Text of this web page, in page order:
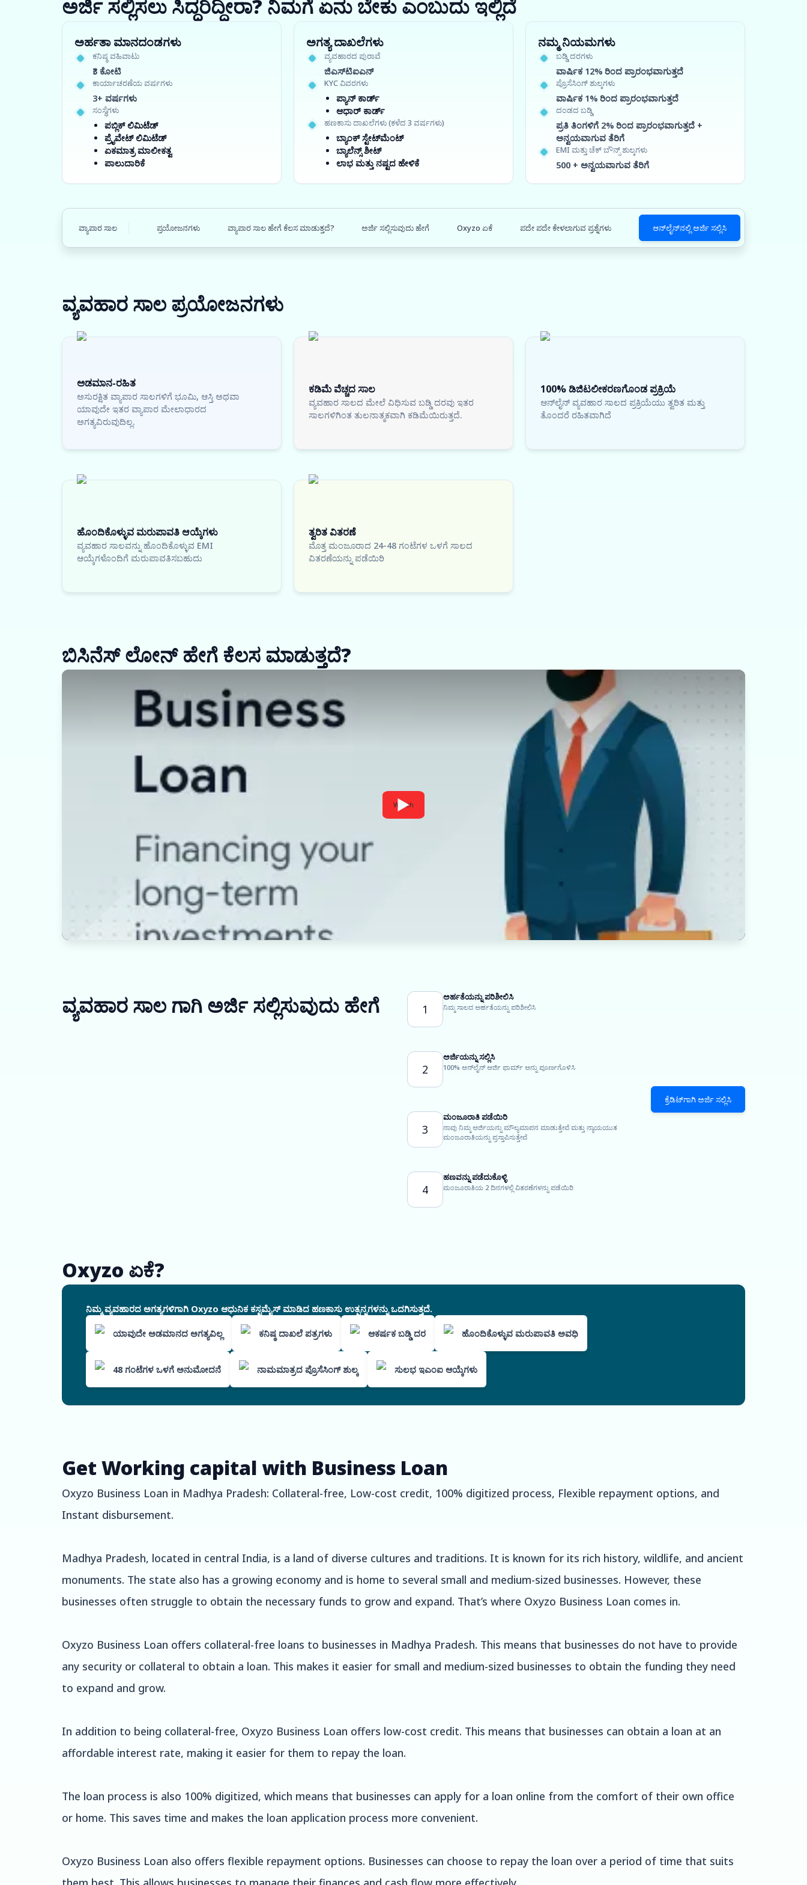
ಅರ್ಜಿ ಸಲ್ಲಿಸಲು ಸಿದ್ಧರಿದ್ದೀರಾ? ನಿಮಗೆ ಏನು ಬೇಕು ಎಂಬುದು ಇಲ್ಲಿದೆ
ಅರ್ಹತಾ ಮಾನದಂಡಗಳು
ಕನಿಷ್ಠ ವಹಿವಾಟು
₹3 ಕೋಟಿ
ಕಾರ್ಯಾಚರಣೆಯ ವರ್ಷಗಳು
3+ ವರ್ಷಗಳು
ಸಂಸ್ಥೆಗಳು
ಪಬ್ಲಿಕ್ ಲಿಮಿಟೆಡ್
ಪ್ರೈವೇಟ್ ಲಿಮಿಟೆಡ್
ಏಕಮಾತ್ರ ಮಾಲೀಕತ್ವ
ಪಾಲುದಾರಿಕೆ
ಅಗತ್ಯ ದಾಖಲೆಗಳು
ವ್ಯವಹಾರದ ಪುರಾವೆ
ಜಿಎಸ್‍ಟಿಐಎನ್
KYC ವಿವರಗಳು
ಪ್ಯಾನ್ ಕಾರ್ಡ್
ಆಧಾರ್ ಕಾರ್ಡ್
ಹಣಕಾಸು ದಾಖಲೆಗಳು (ಕಳೆದ 3 ವರ್ಷಗಳು)
ಬ್ಯಾಂಕ್ ಸ್ಟೇಟ್‌ಮೆಂಟ್
ಬ್ಯಾಲೆನ್ಸ್ ಶೀಟ್
ಲಾಭ ಮತ್ತು ನಷ್ಟದ ಹೇಳಿಕೆ
ನಮ್ಮ ನಿಯಮಗಳು
ಬಡ್ಡಿ ದರಗಳು
ವಾರ್ಷಿಕ 12% ರಿಂದ ಪ್ರಾರಂಭವಾಗುತ್ತದೆ
ಪ್ರೊಸೆಸಿಂಗ್ ಶುಲ್ಕಗಳು
ವಾರ್ಷಿಕ 1% ರಿಂದ ಪ್ರಾರಂಭವಾಗುತ್ತದೆ
ದಂಡದ ಬಡ್ಡಿ
ಪ್ರತಿ ತಿಂಗಳಿಗೆ 2% ರಿಂದ ಪ್ರಾರಂಭವಾಗುತ್ತದೆ +
ಅನ್ವಯವಾಗುವ ತೆರಿಗೆ
EMI ಮತ್ತು ಚೆಕ್ ಬೌನ್ಸ್ ಶುಲ್ಕಗಳು
500 + ಅನ್ವಯವಾಗುವ ತೆರಿಗೆ
ವ್ಯಾಪಾರ ಸಾಲ ಪ್ರಯೋಜನಗಳು ವ್ಯಾಪಾರ ಸಾಲ ಹೇಗೆ ಕೆಲಸ ಮಾಡುತ್ತದೆ? ಅರ್ಜಿ ಸಲ್ಲಿಸುವುದು ಹೇಗೆ Oxyzo ಏಕೆ ಪದೇ ಪದೇ ಕೇಳಲಾಗುವ ಪ್ರಶ್ನೆಗಳು ಆನ್‌ಲೈನ್‌ನಲ್ಲಿ ಅರ್ಜಿ ಸಲ್ಲಿಸಿ
ವ್ಯವಹಾರ ಸಾಲ ಪ್ರಯೋಜನಗಳು
ಅಡಮಾನ-ರಹಿತ
ಅಸುರಕ್ಷಿತ ವ್ಯಾಪಾರ ಸಾಲಗಳಿಗೆ ಭೂಮಿ, ಆಸ್ತಿ ಅಥವಾ
ಯಾವುದೇ ಇತರ ವ್ಯಾಪಾರ ಮೇಲಾಧಾರದ
ಅಗತ್ಯವಿರುವುದಿಲ್ಲ.
ಕಡಿಮೆ ವೆಚ್ಚದ ಸಾಲ
ವ್ಯವಹಾರ ಸಾಲದ ಮೇಲೆ ವಿಧಿಸುವ ಬಡ್ಡಿ ದರವು ಇತರ
ಸಾಲಗಳಿಗಿಂತ ತುಲನಾತ್ಮಕವಾಗಿ ಕಡಿಮೆಯಿರುತ್ತದೆ.
100% ಡಿಜಿಟಲೀಕರಣಗೊಂಡ ಪ್ರಕ್ರಿಯೆ
ಆನ್‌ಲೈನ್ ವ್ಯವಹಾರ ಸಾಲದ ಪ್ರಕ್ರಿಯೆಯು ತ್ವರಿತ ಮತ್ತು
ತೊಂದರೆ ರಹಿತವಾಗಿದೆ
ಹೊಂದಿಕೊಳ್ಳುವ ಮರುಪಾವತಿ ಆಯ್ಕೆಗಳು
ವ್ಯವಹಾರ ಸಾಲವನ್ನು ಹೊಂದಿಕೊಳ್ಳುವ EMI
ಆಯ್ಕೆಗಳೊಂದಿಗೆ ಮರುಪಾವತಿಸಬಹುದು
ತ್ವರಿತ ವಿತರಣೆ
ಮೊತ್ತ ಮಂಜೂರಾದ 24-48 ಗಂಟೆಗಳ ಒಳಗೆ ಸಾಲದ
ವಿತರಣೆಯನ್ನು ಪಡೆಯಿರಿ
ಬಿಸಿನೆಸ್ ಲೋನ್ ಹೇಗೆ ಕೆಲಸ ಮಾಡುತ್ತದೆ?
Watch
ವ್ಯವಹಾರ ಸಾಲ ಗಾಗಿ ಅರ್ಜಿ ಸಲ್ಲಿಸುವುದು ಹೇಗೆ 1
ಅರ್ಹತೆಯನ್ನು ಪರಿಶೀಲಿಸಿ
ನಿಮ್ಮ ಸಾಲದ ಅರ್ಹತೆಯನ್ನು ಪರಿಶೀಲಿಸಿ
2
ಅರ್ಜಿಯನ್ನು ಸಲ್ಲಿಸಿ
100% ಆನ್‌ಲೈನ್ ಅರ್ಜಿ ಫಾರ್ಮ್ ಅನ್ನು ಪೂರ್ಣಗೊಳಿಸಿ
3
ಮಂಜೂರಾತಿ ಪಡೆಯಿರಿ
ನಾವು ನಿಮ್ಮ ಅರ್ಜಿಯನ್ನು ಮೌಲ್ಯಮಾಪನ ಮಾಡುತ್ತೇವೆ ಮತ್ತು ನ್ಯಾಯಯುತ
ಮಂಜೂರಾತಿಯನ್ನು ಪ್ರಸ್ತಾಪಿಸುತ್ತೇವೆ
4
ಹಣವನ್ನು ಪಡೆದುಕೊಳ್ಳಿ
ಮಂಜೂರಾತಿಯ 2 ದಿನಗಳಲ್ಲಿ ವಿತರಣೆಗಳನ್ನು ಪಡೆಯಿರಿ
ಕ್ರೆಡಿಟ್‌ಗಾಗಿ ಅರ್ಜಿ ಸಲ್ಲಿಸಿ
Oxyzo ಏಕೆ?
ನಿಮ್ಮ ವ್ಯವಹಾರದ ಅಗತ್ಯಗಳಿಗಾಗಿ Oxyzo ಆಧುನಿಕ ಕಸ್ಟಮೈಸ್ ಮಾಡಿದ ಹಣಕಾಸು ಉತ್ಪನ್ನಗಳನ್ನು ಒದಗಿಸುತ್ತದೆ.
ಯಾವುದೇ ಅಡಮಾನದ ಅಗತ್ಯವಿಲ್ಲ ಕನಿಷ್ಠ ದಾಖಲೆ ಪತ್ರಗಳು ಆಕರ್ಷಕ ಬಡ್ಡಿ ದರ ಹೊಂದಿಕೊಳ್ಳುವ ಮರುಪಾವತಿ ಅವಧಿ
48 ಗಂಟೆಗಳ ಒಳಗೆ ಅನುಮೋದನೆ ನಾಮಮಾತ್ರದ ಪ್ರೊಸೆಸಿಂಗ್ ಶುಲ್ಕ ಸುಲಭ ಇಎಂಐ ಆಯ್ಕೆಗಳು
Get Working capital with Business Loan
Oxyzo Business Loan in Madhya Pradesh: Collateral-free, Low-cost credit, 100% digitized process, Flexible repayment options, and
Instant disbursement.
Madhya Pradesh, located in central India, is a land of diverse cultures and traditions. It is known for its rich history, wildlife, and ancient
monuments. The state also has a growing economy and is home to several small and medium-sized businesses. However, these
businesses often struggle to obtain the necessary funds to grow and expand. That’s where Oxyzo Business Loan comes in.
Oxyzo Business Loan offers collateral-free loans to businesses in Madhya Pradesh. This means that businesses do not have to provide
any security or collateral to obtain a loan. This makes it easier for small and medium-sized businesses to obtain the funding they need
to expand and grow.
In addition to being collateral-free, Oxyzo Business Loan offers low-cost credit. This means that businesses can obtain a loan at an
affordable interest rate, making it easier for them to repay the loan.
The loan process is also 100% digitized, which means that businesses can apply for a loan online from the comfort of their own office
or home. This saves time and makes the loan application process more convenient.
Oxyzo Business Loan also offers flexible repayment options. Businesses can choose to repay the loan over a period of time that suits